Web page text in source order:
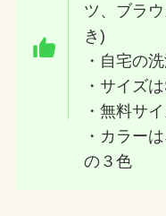
ツ、ブラ
き)
・自宅の
・サイズ
・無料サ
・カラー
の３色